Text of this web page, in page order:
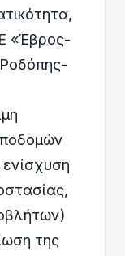
«Έβρος-
ενίσχυση
της